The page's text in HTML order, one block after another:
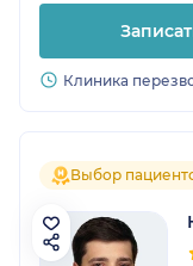
Клиника
Выбор